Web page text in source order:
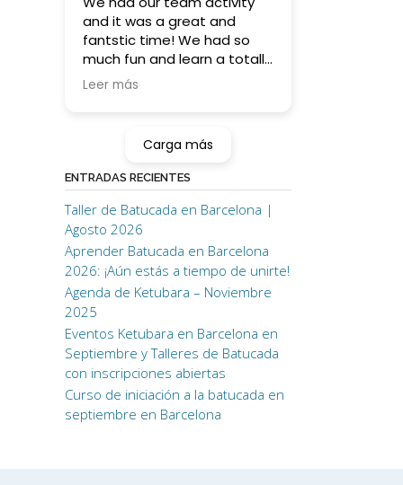
and it was a great and
fantstic time! We had so
much fun and learn a totally
something new (for some
to learn batucada on your
own!
Thank you!! <3
Leer más
Carga más
ENTRADAS RECIENTES
Taller de Batucada en Barcelona |
Agosto 2026
Aprender Batucada en Barcelona
2026: ¡Aún estás a tiempo de unirte!
Agenda de Ketubara – Noviembre
2025
Eventos Ketubara en Barcelona en
Septiembre y Talleres de Batucada
con inscripciones abiertas
Curso de iniciación a la batucada en
septiembre en Barcelona